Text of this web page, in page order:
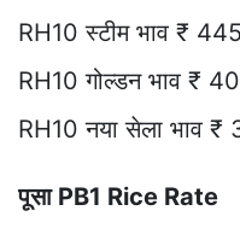
RH10 स्टीम भाव ₹
RH10 गोल्डन भाव ₹
RH10 नया सेला भाव
पूसा PB1 Rice Rate